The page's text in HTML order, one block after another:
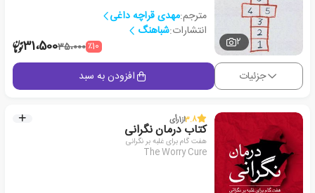
2
مترجم:مهدی قراچه داغی
انتشارات:شباهنگ
٪1035،00031،500
جزئیات افزودن به سبد
3.8از1رأی
کتاب درمان نگرانی
هفت گام برای غلبه بر نگرانی
The Worry Cure